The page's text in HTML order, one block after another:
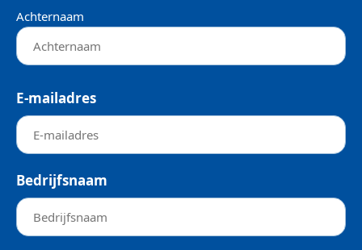
Achternaam
E-mailadres
Bedrijfsnaam